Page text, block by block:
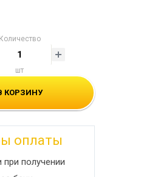
Количество
шт
КОРЗИНУ
оплаты
получении